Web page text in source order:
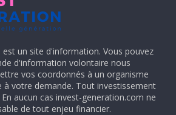
un site d'information. Vous pouvez
d'information volontaire nous
vos coordonnés à un organisme
à votre demande. Tout investissement
aucun cas invest-generation.com ne
de tout enjeu financier.